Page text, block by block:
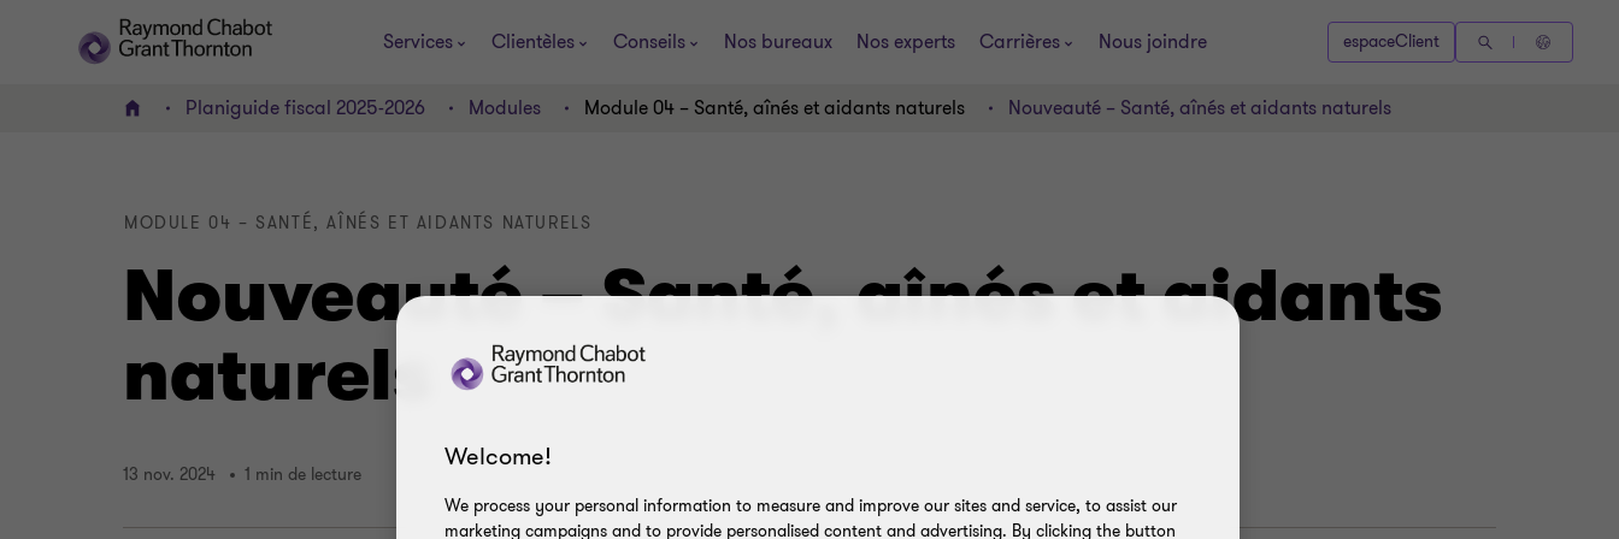
Services Clientèles Conseils Nos bureaux Nos experts Carrières Nous joindre espaceClient
ACCUEILPlaniguide fiscal 2025-2026 Modules Module 04 – Santé, aînés et aidants naturels Nouveauté – Santé, aînés et aidants naturels
Nouveauté – Santé, aînés et aidants
naturels
MODULE 04 – SANTÉ, AÎNÉS ET AIDANTS NATURELS
13 nov. 2024 1 min de lecture
Welcome!
We process your personal information to measure and improve our sites and service, to assist our
marketing campaigns and to provide personalised content and advertising. By clicking the button